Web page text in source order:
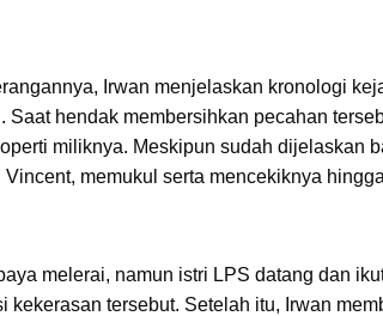
Irwan menjelaskan kronologi
Saat hendak membersihkan pecahan
miliknya. Meskipun sudah dijelaskan
Vincent, memukul serta mencekiknya
melerai, namun istri LPS datang dan
kekerasan tersebut. Setelah itu, Irwan